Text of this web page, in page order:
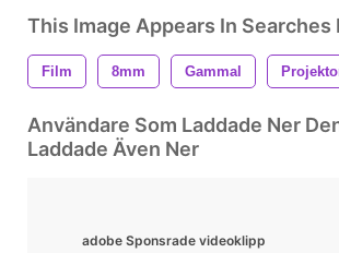
This Image Appears In Searches
Film 8mm Gammal
Användare Som Laddade Ner
Laddade Även Ner
adobe Sponsrade videoklipp